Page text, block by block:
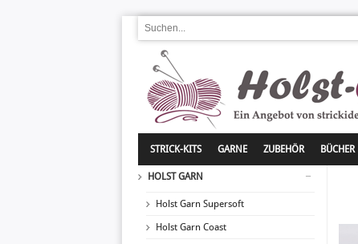
STRICK-KITS GARNE ZUBEHÖR BÜCHER
HOLST GARN
Holst Garn Supersoft
Holst Garn Coast